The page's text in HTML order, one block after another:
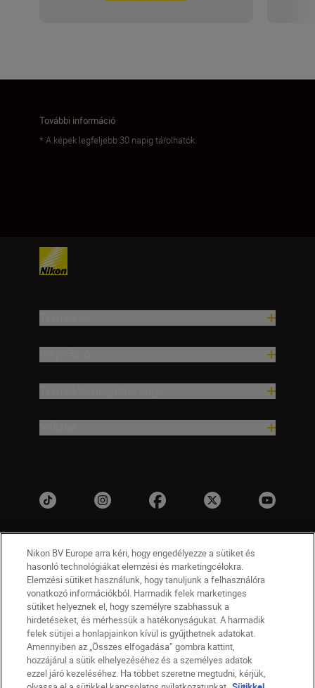
További információ
* A képek legfeljebb 30 napig tárolhatók.
HU Nikon Sites
Lépjen kapcsolatba velünk
Adatvédelmi nyilatkozat
Jogi nyilatkozat
Nikon Store szerződési feltételek
Sütikkel kapcsolatos nyilatkozat
Nikon BV Europe arra kéri, hogy engedélyezze a sütiket és
hasonló technológiákat elemzési és marketingcélokra.
Elemzési sütiket használunk, hogy tanuljunk a felhasználóra
vonatkozó információkból. Harmadik felek marketinges
sütiket helyeznek el, hogy személyre szabhassuk a
hirdetéseket, és mérhessük a hatékonyságukat. A harmadik
felek sütijei a honlapjainkon kívül is gyűjthetnek adatokat.
Amennyiben az „Összes elfogadása” gombra kattint,
hozzájárul a sütik elhelyezéséhez és a személyes adatok
ezzel járó kezeléséhez. Ha többet szeretne megtudni, kérjük,